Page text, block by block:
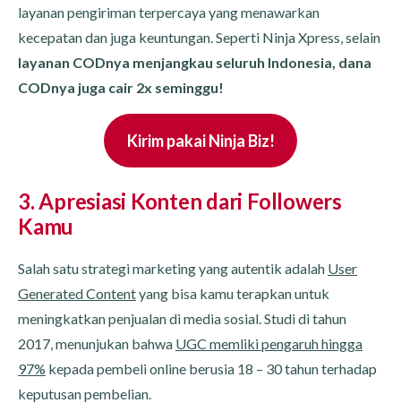
layanan pengiriman terpercaya yang menawarkan
kecepatan dan juga keuntungan. Seperti Ninja Xpress, selain
layanan CODnya menjangkau seluruh Indonesia, dana
CODnya juga cair 2x seminggu!
Kirim pakai Ninja Biz!
3. Apresiasi Konten dari Followers
Kamu
Salah satu strategi marketing yang autentik adalah User
Generated Contentyang bisa kamu terapkan untuk
meningkatkan penjualan di media sosial. Studi di tahun
2017, menunjukan bahwa UGC memliki pengaruh hingga
97% kepada pembeli online berusia 18 – 30 tahun terhadap
keputusan pembelian.